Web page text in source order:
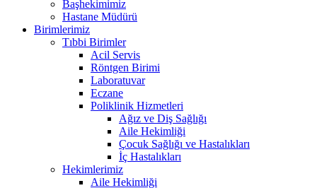
Başhekimimiz
Hastane Müdürü
Birimlerimiz
Tıbbi Birimler
Acil Servis
Röntgen Birimi
Laboratuvar
Eczane
Poliklinik Hizmetleri
Ağız ve Diş Sağlığı
Aile Hekimliği
Çocuk Sağlığı ve Hastalıkları
İç Hastalıkları
Hekimlerimiz
Aile Hekimliği